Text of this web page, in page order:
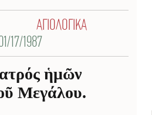
ΑΓΙΟΛΟΓΙΚΑ
17/1987
ἡμῶν
Μεγάλου.